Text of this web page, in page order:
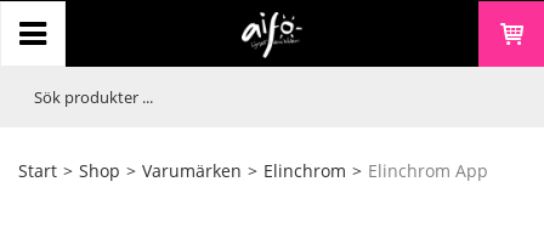
Start > Shop > Varumärken > Elinchrom > Elinchrom App